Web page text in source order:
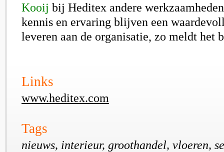
Kooij bij Heditex andere
kennis en ervaring blijven een
leveren aan de organisatie, zo meldt het
Links
www.heditex.com
Tags
nieuws, interieur, groothandel, vloeren,